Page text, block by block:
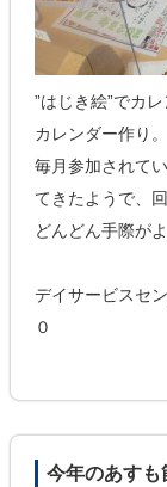
”はじき絵”でカ
カレンダー作り。
毎月参加されて
てきたようで、
どんどん手際が
デイサービスセ
０
今年のあす